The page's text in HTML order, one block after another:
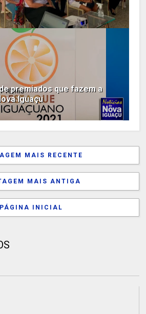
premiados que fazem a
Iguaçu
MAIS RECENTE
MAIS ANTIGA
PÁGINA INICIAL